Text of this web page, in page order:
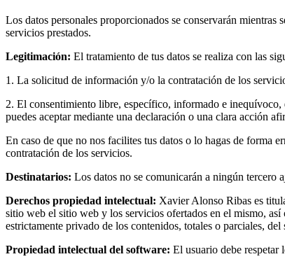
Los datos personales proporcionados se conservarán
servicios prestados.
Legitimación: El tratamiento de tus datos se realiza con las
1. La solicitud de información y/o la contratación de los
2. El consentimiento libre, específico, informado e
puedes aceptar mediante una declaración o una clara acción
En caso de que no nos facilites tus datos o lo hagas de forma
contratación de los servicios.
Destinatarios: Los datos no se comunicarán a ningún
Derechos propiedad intelectual: Xavier Alonso Ribas es
sitio web el sitio web y los servicios ofertados en el mismo,
estrictamente privado de los contenidos, totales o parciales,
Propiedad intelectual del software: El usuario debe respetar